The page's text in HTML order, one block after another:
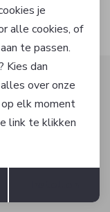
dan ook
Opslaan
je
alle cookies, of
te passen.
Kies dan
over onze
op elk moment
link te klikken